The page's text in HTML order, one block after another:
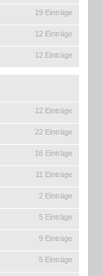
19 Einträge
12 Einträge
12 Einträge
12 Einträge
22 Einträge
16 Einträge
11 Einträge
2 Einträge
5 Einträge
9 Einträge
5 Einträge